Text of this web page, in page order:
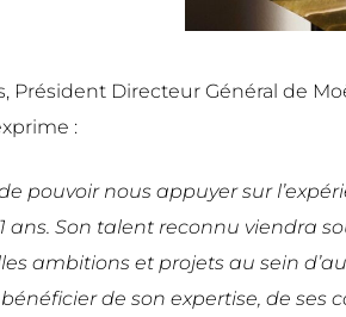
Président Directeur Général de
:
pouvoir nous appuyer sur
ans. Son talent reconnu viendra
ambitions et projets au sein
bénéficier de son expertise, de ses